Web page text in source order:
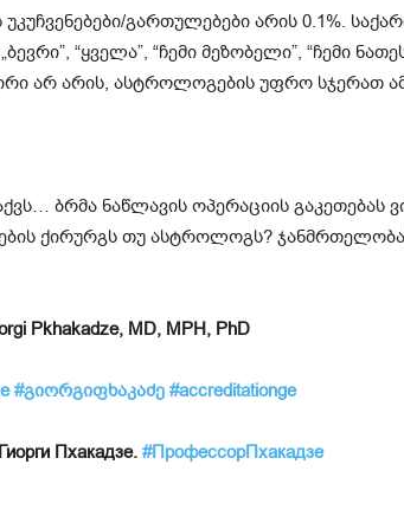
უკუჩვენებები/გართულებები არის 0.1%.
“ყველა”, “ჩემი მეზობელი”, “ჩემი
არ არის, ასტროლოგების უფრო სჯერათ
ბრმა ნაწლავის ოპერაციის გაკეთებას
ქირურგს თუ ასტროლოგს?
Pkhakadze, MD, MPH, PhD
#გიორგიფხაკაძე #accreditationge
Пхакадзе. #ПрофессорПхакадзе